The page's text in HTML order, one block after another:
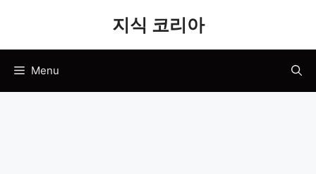
지식 코리아
Menu